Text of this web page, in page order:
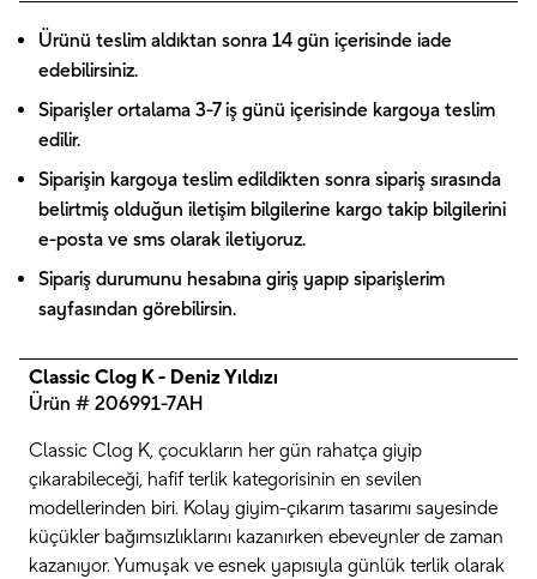
Ürünü teslim aldıktan sonra 14 gün içerisinde iade
edebilirsiniz.
Siparişler ortalama 3-7 iş günü içerisinde kargoya teslim
edilir.
Siparişin kargoya teslim edildikten sonra sipariş sırasında
belirtmiş olduğun iletişim bilgilerine kargo takip bilgilerini
e-posta ve sms olarak iletiyoruz.
Sipariş durumunu hesabına giriş yapıp siparişlerim
sayfasından görebilirsin.
Classic Clog K - Deniz Yıldızı
Ürün # 206991-7AH
Classic Clog K, çocukların her gün rahatça giyip
çıkarabileceği, hafif terlik kategorisinin en sevilen
modellerinden biri. Kolay giyim-çıkarım tasarımı sayesinde
küçükler bağımsızlıklarını kazanırken ebeveynler de zaman
kazanıyor. Yumuşak ve esnek yapısıyla günlük terlik olarak